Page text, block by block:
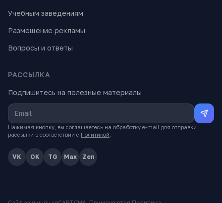
Учебным заведениям
Размещение рекламы
Вопросы и ответы
РАССЫЛКА
Подпишитесь на полезные материалы
Нажимая кнопку, вы соглашаетесь на обработку e-mail для отправки
рассылки в соответствии с Политикой.
VK OK TG Max Zen